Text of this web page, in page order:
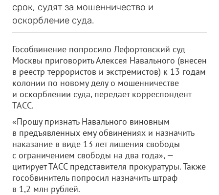
срок, судят за мошенничество и
оскорбление суда.
Гособвинение попросило Лефортовский суд
Москвы приговорить Алексея Навального (внесен
в реестр террористов и экстремистов) к 13 годам
колонии по новому делу о мошенничестве
и оскорблении суда, передает корреспондент
ТАСС.
«Прошу признать Навального виновным
в предъявленных ему обвинениях и назначить
наказание в виде 13 лет лишения свободы
с ограничением свободы на два года», —
цитирует ТАСС представителя прокуратуры. Также
гособвинитель попросил назначить штраф
в 1,2 млн рублей.